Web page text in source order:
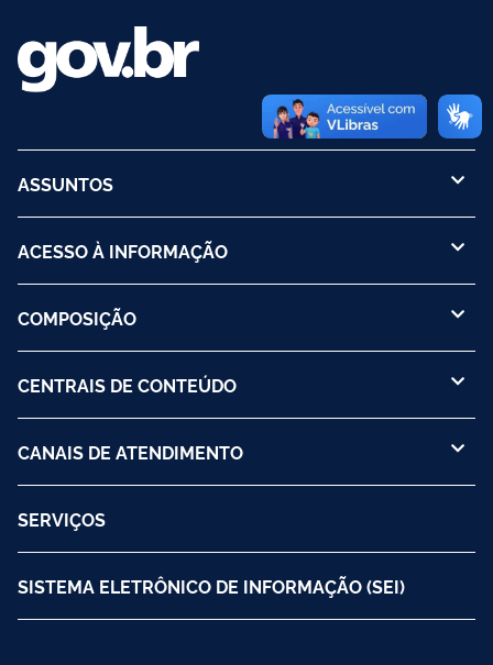
ASSUNTOS
ACESSO À INFORMAÇÃO
COMPOSIÇÃO
CENTRAIS DE CONTEÚDO
CANAIS DE ATENDIMENTO
SERVIÇOS
SISTEMA ELETRÔNICO DE INFORMAÇÃO (SEI)